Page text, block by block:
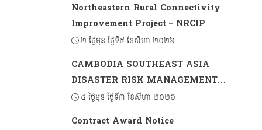
Northeastern Rural Connectivity
Improvement Project – NRCIP
២ ថ្ងៃមុន ថ្ងៃទី៥ ខែសីហា ២០២៦
CAMBODIA SOUTHEAST ASIA
DISASTER RISK MANAGEMENT
PROJECT 2 (CSADRM-2)
៤ ថ្ងៃមុន ថ្ងៃទី៣ ខែសីហា ២០២៦
Contract Award Notice